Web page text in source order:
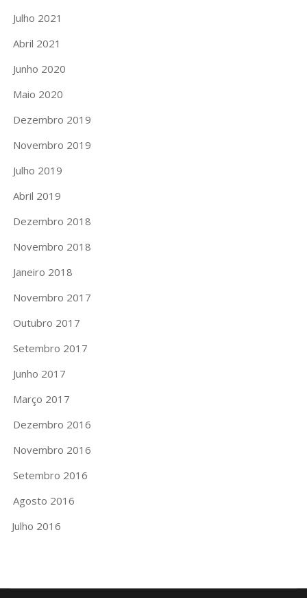
Julho 2021
Abril 2021
Junho 2020
Maio 2020
Dezembro 2019
Novembro 2019
Julho 2019
Abril 2019
Dezembro 2018
Novembro 2018
Janeiro 2018
Novembro 2017
Outubro 2017
Setembro 2017
Junho 2017
Março 2017
Dezembro 2016
Novembro 2016
Setembro 2016
Agosto 2016
Julho 2016